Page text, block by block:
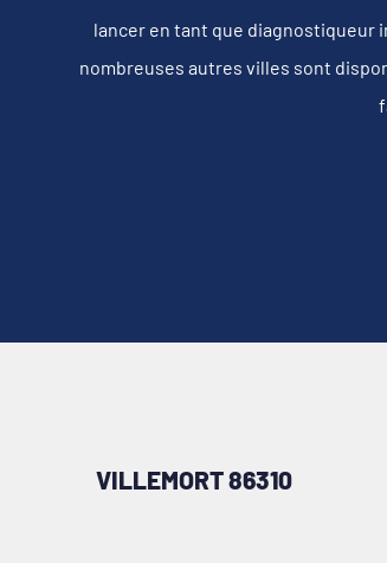
lancer en tant que diagnostiqueur
nombreuses autres villes sont
VILLEMORT 86310